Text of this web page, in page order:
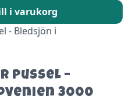
i varukorg
Pussel –
3000